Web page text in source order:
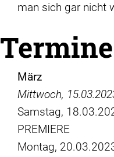
man sich gar nicht
März
Mittwoch,
Samstag,
PREMIERE
Montag,